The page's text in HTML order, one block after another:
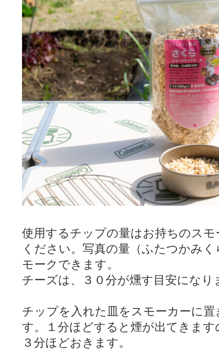
使用するチップの量はお持ちのス
ください。写真の量（ふたつかみ
モークできます。
チーズは、３０分が燻す目安になり
チップを入れた皿をスモーカーに
す。１分ほどすると煙が出てきま
３分ほどおきます。